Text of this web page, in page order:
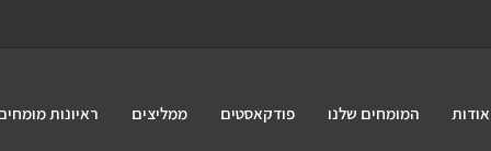
אודות המומחים שלנו פודקאסטים ממליצים ראיונות